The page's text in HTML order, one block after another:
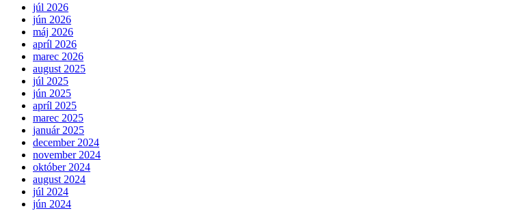
júl 2026
jún 2026
máj 2026
apríl 2026
marec 2026
august 2025
júl 2025
jún 2025
apríl 2025
marec 2025
január 2025
december 2024
november 2024
október 2024
august 2024
júl 2024
jún 2024